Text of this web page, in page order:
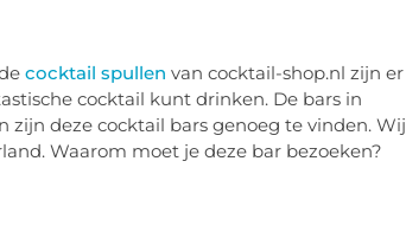
cocktail spullen van cocktail-shop.nl zijn er
cocktail kunt drinken. De bars in
deze cocktail bars genoeg te vinden. Wij
Waarom moet je deze bar bezoeken?